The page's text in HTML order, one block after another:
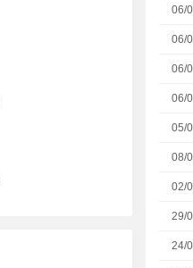
06/
06/
06/
06/
05/
08/
02/
29/
24/